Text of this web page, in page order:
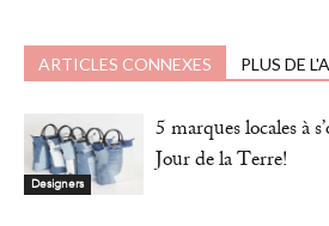
ARTICLES CONNEXES PLUS DE
Designers
5 marques locales à
Jour de la Terre!